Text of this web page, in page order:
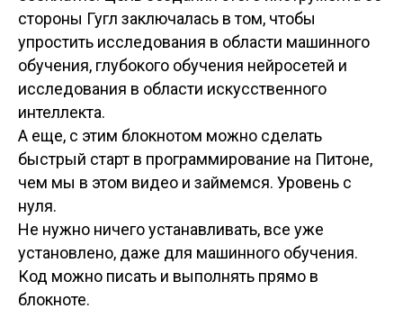
стороны Гугл заключалась в том, чтобы
упростить исследования в области машинного
обучения, глубокого обучения нейросетей и
исследования в области искусственного
интеллекта.
А еще, с этим блокнотом можно сделать
быстрый старт в программирование на Питоне,
чем мы в этом видео и займемся. Уровень с
нуля.
Не нужно ничего устанавливать, все уже
установлено, даже для машинного обучения.
Код можно писать и выполнять прямо в
блокноте.